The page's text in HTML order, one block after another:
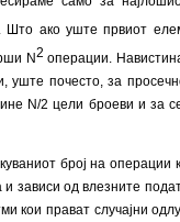
Што ако уште првиот
N2 операции.
уште почесто, за
N/2 цели броеви и за
број на операции
зависи од влезните
кои прават случајни